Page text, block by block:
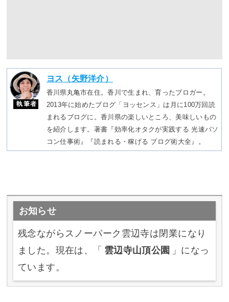
執筆者
ヨス（矢野洋介）
香川県丸亀市在住。香川で生まれ、育ったブロガー。
2013年に始めたブログ「ヨッセンス」は月に100万回読
まれるブログに。香川県の楽しいところ、美味しいもの
を紹介します。著書『効率化オタクが実践する 光速パソ
コン仕事術』『読まれる・稼げる ブログ術大全』。
お知らせ
残念ながらスノーパーク雲辺寺は閉業になり
ました。現在は、「 雲辺寺山頂公園 」になっ
ています。